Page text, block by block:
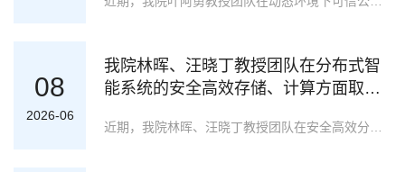
08
2026-06
我院林晖、汪晓丁教授团队在分布式智
能系统的安全高效存储、计算方面取得